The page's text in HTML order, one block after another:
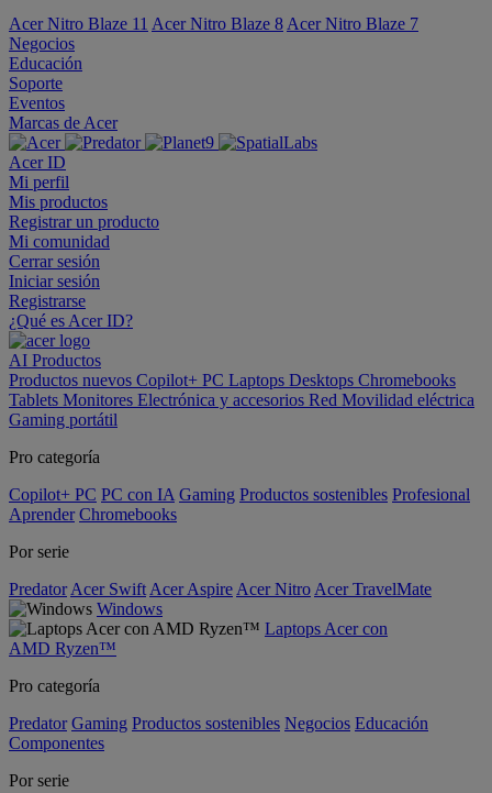
Acer Nitro Blaze 11 Acer Nitro Blaze 8 Acer Nitro Blaze 7
Negocios
Educación
Soporte
Eventos
Marcas de Acer
Acer ID
Mi perfil
Mis productos
Registrar un producto
Mi comunidad
Cerrar sesión
Iniciar sesión
Registrarse
¿Qué es Acer ID?
AI Productos
Productos nuevos Copilot+ PC Laptops Desktops Chromebooks
Tablets Monitores Electrónica y accesorios Red Movilidad eléctrica
Gaming portátil
Pro categoría
Copilot+ PC PC con IA Gaming Productos sostenibles Profesional
Aprender Chromebooks
Por serie
Predator Acer Swift Acer Aspire Acer Nitro Acer TravelMate
Windows
Laptops Acer con
AMD Ryzen™
Pro categoría
Predator Gaming Productos sostenibles Negocios Educación
Componentes
Por serie